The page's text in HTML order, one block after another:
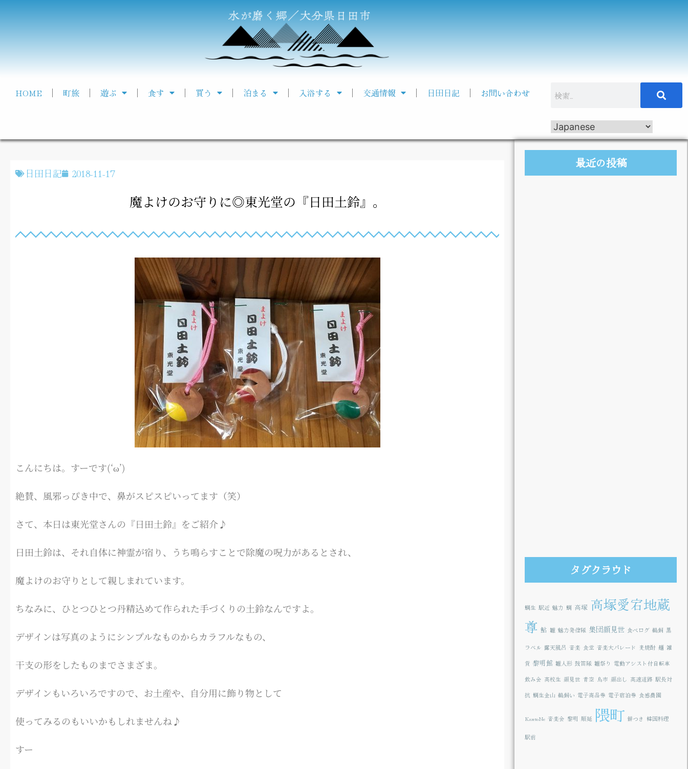
HOME 町旅 遊ぶ 食す 買う 泊まる 入浴する 交通情報 日田日記 お問い合わせ
日田日記 2018-11-17
魔よけのお守りに◎東光堂の『日田土鈴』。
こんにちは。すーです(‘ω’)
絶賛、風邪っぴき中で、鼻がスピスピいってます（笑）
さて、本日は東光堂さんの『日田土鈴』をご紹介♪
日田土鈴は、それ自体に神霊が宿り、うち鳴らすことで除魔の呪力があるとされ、
魔よけのお守りとして親しまれています。
ちなみに、ひとつひとつ丹精込めて作られた手づくりの土鈴なんですよ。
デザインは写真のようにシンプルなものからカラフルなもの、
干支の形をしたものまでさまざま。
デザインもいろいろですので、お土産や、自分用に飾り物として
使ってみるのもいいかもしれませんね♪
すー
最近の投稿
タグクラウド
鯛生 駅近 魅力 鯛 高塚 高塚愛宕地蔵
尊 鮎 雛 魅力発信隊 集団顔見世 食べログ 鵜飼 黒
ラベル 露天風呂 音楽 食堂 音楽大パレード 麦焼酎 麺 雑
貨 黎明館 雛人形 鼓笛隊 雛祭り 電動アシスト付自転車
飲み会 高校生 顔見世 青空 鳥市 顔出し 高速道路 駅長対
抗 鯛生金山 鵜飼い 電子商品券 電子宿泊券 食感農園
KazetoNe 音楽会 黎明 順延 隈町 餅つき 韓国料理
駅前